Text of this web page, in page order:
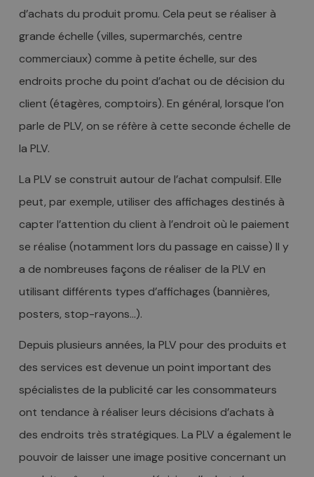
d’achats du produit promu. Cela peut se réaliser à
grande échelle (villes, supermarchés, centre
commerciaux) comme à petite échelle, sur des
endroits proche du point d’achat ou de décision du
client (étagères, comptoirs). En général, lorsque l’on
parle de PLV, on se réfère à cette seconde échelle de
la PLV.
La PLV se construit autour de l’achat compulsif. Elle
peut, par exemple, utiliser des affichages destinés à
capter l’attention du client à l’endroit où le paiement
se réalise (notamment lors du passage en caisse) Il y
a de nombreuses façons de réaliser de la PLV en
utilisant différents types d’affichages (bannières,
posters, stop-rayons…).
Depuis plusieurs années, la PLV pour des produits et
des services est devenue un point important des
spécialistes de la publicité car les consommateurs
ont tendance à réaliser leurs décisions d’achats à
des endroits très stratégiques. La PLV a également le
pouvoir de laisser une image positive concernant un